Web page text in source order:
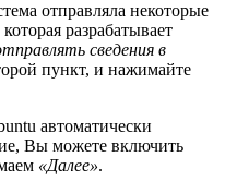
отправляла некоторые
разрабатывает
сведения в
пункт, и нажимайте
автоматически
Вы можете включить
«Далее».